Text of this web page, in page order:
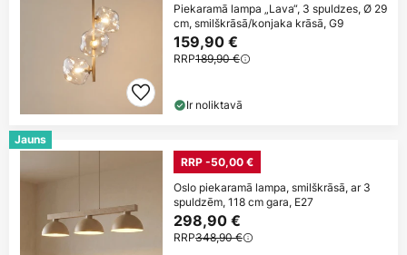
Piekaramā lampa „Lava“, 3 spuldzes, Ø 29
cm, smilškrāsā/konjaka krāsā, G9
159,90 €
RRP189,90 €
Ir noliktavā
Jauns
RRP -50,00 €
Oslo piekaramā lampa, smilškrāsā, ar 3
spuldzēm, 118 cm gara, E27
298,90 €
RRP348,90 €